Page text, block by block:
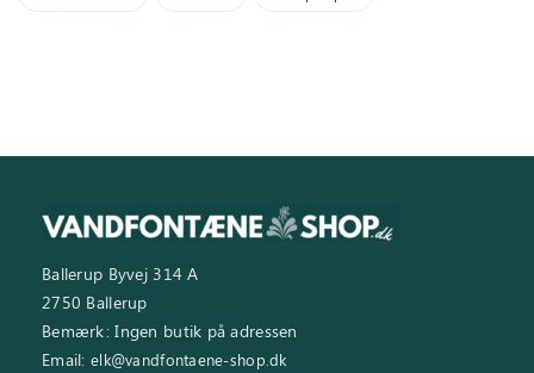
Ballerup Byvej 314 A
2750 Ballerup
Bemærk: Ingen butik på adressen
Email: elk@vandfontaene-shop.dk